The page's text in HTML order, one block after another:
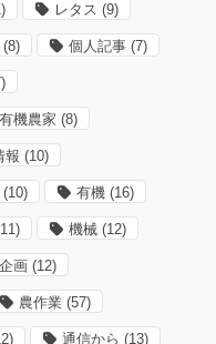
レタス (9)
(8) 個人記事 (7)
機農家 (8)
報 (10)
(10) 有機 (16)
機械 (12)
画 (12)
農作業 (57)
通信から (13)